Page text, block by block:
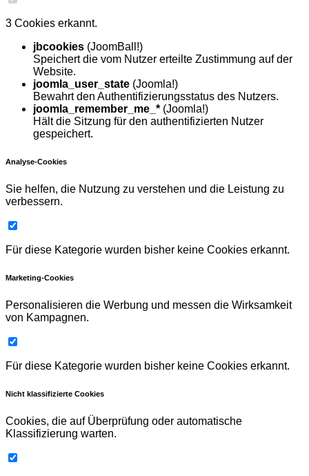
3 Cookies erkannt.
jbcookies (JoomBall!)
Speichert die vom Nutzer erteilte Zustimmung auf der
Website.
joomla_user_state (Joomla!)
Bewahrt den Authentifizierungsstatus des Nutzers.
joomla_remember_me_* (Joomla!)
Hält die Sitzung für den authentifizierten Nutzer
gespeichert.
Analyse-Cookies
Sie helfen, die Nutzung zu verstehen und die Leistung zu
verbessern.
Für diese Kategorie wurden bisher keine Cookies erkannt.
Marketing-Cookies
Personalisieren die Werbung und messen die Wirksamkeit
von Kampagnen.
Für diese Kategorie wurden bisher keine Cookies erkannt.
Nicht klassifizierte Cookies
Cookies, die auf Überprüfung oder automatische
Klassifizierung warten.